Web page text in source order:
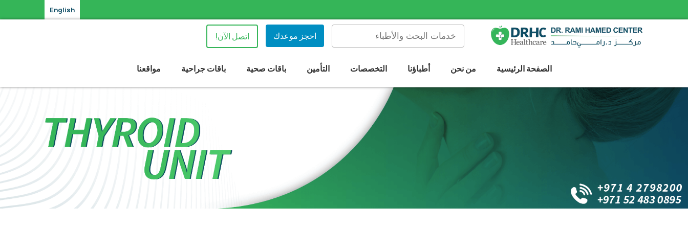
English
احجز موعدك اتصل الآن!
الصفحة الرئيسية من نحن أطباؤنا التخصصات التأمين باقات صحية باقات جراحية مواقعنا